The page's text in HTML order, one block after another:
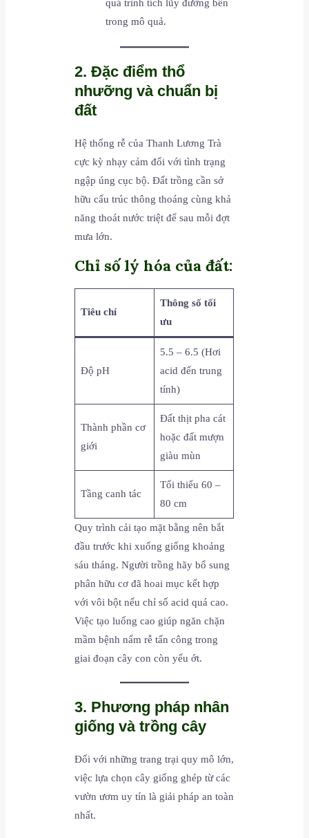
quá trình tích lũy đường bên
trong mô quả.
2. Đặc điểm thổ
nhưỡng và chuẩn bị
đất
Hệ thống rễ của Thanh Lương Trà
cực kỳ nhạy cảm đối với tình trạng
ngập úng cục bộ. Đất trồng cần sở
hữu cấu trúc thông thoáng cùng khả
năng thoát nước triệt để sau mỗi đợt
mưa lớn.
Chỉ số lý hóa của đất:
Tiêu chí
Thông số tối
ưu
Độ pH
5.5 – 6.5 (Hơi
acid đến trung
tính)
Thành phần cơ
giới
Đất thịt pha cát
hoặc đất mượn
giàu mùn
Tầng canh tác
Tối thiểu 60 –
80 cm
Quy trình cải tạo mặt bằng nên bắt
đầu trước khi xuống giống khoảng
sáu tháng. Người trồng hãy bổ sung
phân hữu cơ đã hoai mục kết hợp
với vôi bột nếu chỉ số acid quá cao.
Việc tạo luống cao giúp ngăn chặn
mầm bệnh nấm rễ tấn công trong
giai đoạn cây con còn yếu ớt.
3. Phương pháp nhân
giống và trồng cây
Đối với những trang trại quy mô lớn,
việc lựa chọn cây giống ghép từ các
vườn ươm uy tín là giải pháp an toàn
nhất.